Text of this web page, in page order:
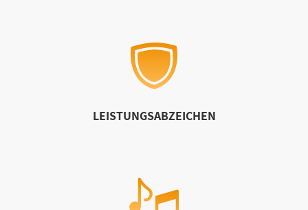
LEISTUNGSABZEICHEN